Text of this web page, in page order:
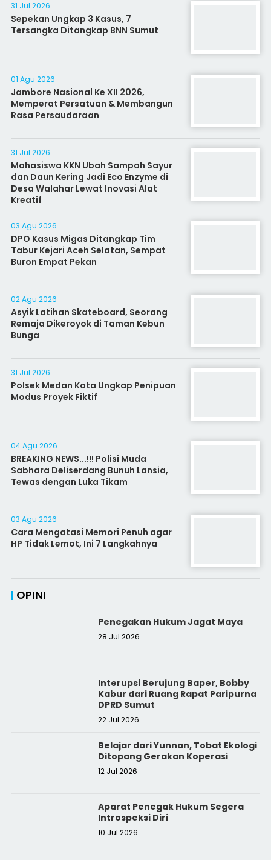
31 Jul 2026
Sepekan Ungkap 3 Kasus, 7
Tersangka Ditangkap BNN Sumut
01 Agu 2026
Jambore Nasional Ke XII 2026,
Memperat Persatuan & Membangun
Rasa Persaudaraan
31 Jul 2026
Mahasiswa KKN Ubah Sampah Sayur
dan Daun Kering Jadi Eco Enzyme di
Desa Walahar Lewat Inovasi Alat
Kreatif
03 Agu 2026
DPO Kasus Migas Ditangkap Tim
Tabur Kejari Aceh Selatan, Sempat
Buron Empat Pekan
02 Agu 2026
Asyik Latihan Skateboard, Seorang
Remaja Dikeroyok di Taman Kebun
Bunga
31 Jul 2026
Polsek Medan Kota Ungkap Penipuan
Modus Proyek Fiktif
04 Agu 2026
BREAKING NEWS...!!! Polisi Muda
Sabhara Deliserdang Bunuh Lansia,
Tewas dengan Luka Tikam
03 Agu 2026
Cara Mengatasi Memori Penuh agar
HP Tidak Lemot, Ini 7 Langkahnya
OPINI
Penegakan Hukum Jagat Maya
28 Jul 2026
Interupsi Berujung Baper, Bobby
Kabur dari Ruang Rapat Paripurna
DPRD Sumut
22 Jul 2026
Belajar dari Yunnan, Tobat Ekologi
Ditopang Gerakan Koperasi
12 Jul 2026
Aparat Penegak Hukum Segera
Introspeksi Diri
10 Jul 2026